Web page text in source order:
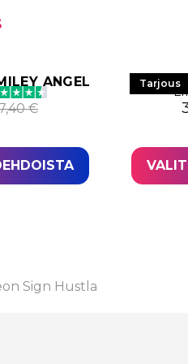
ANGEL
€
hinta oli: 257,40 €.
on: 193,05 €.
Tarjous
LED
Sign Hustla